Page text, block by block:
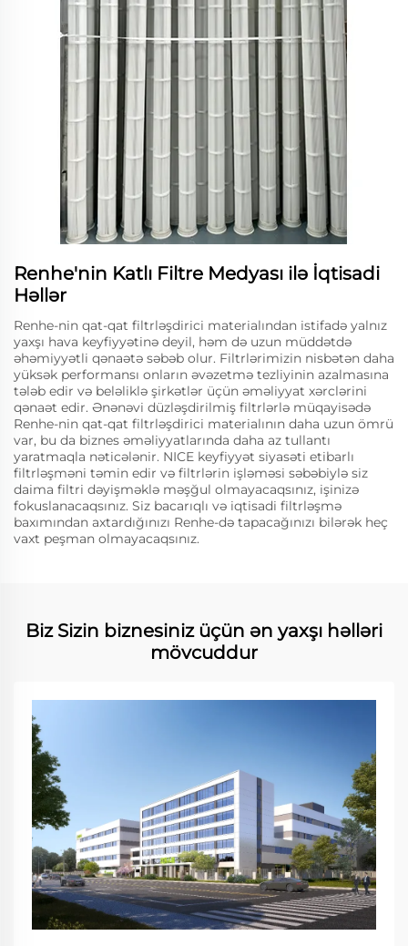
Renhe'nin Katlı Filtre Medyası ilə İqtisadi
Həllər
Renhe-nin qat-qat filtrləşdirici materialından istifadə yalnız
yaxşı hava keyfiyyətinə deyil, həm də uzun müddətdə
əhəmiyyətli qənaətə səbəb olur. Filtrlərimizin nisbətən daha
yüksək performansı onların əvəzetmə tezliyinin azalmasına
tələb edir və beləliklə şirkətlər üçün əməliyyat xərclərini
qənaət edir. Ənənəvi düzləşdirilmiş filtrlərlə müqayisədə
Renhe-nin qat-qat filtrləşdirici materialının daha uzun ömrü
var, bu da biznes əməliyyatlarında daha az tullantı
yaratmaqla nəticələnir. NICE keyfiyyət siyasəti etibarlı
filtrləşməni təmin edir və filtrlərin işləməsi səbəbiylə siz
daima filtri dəyişməklə məşğul olmayacaqsınız, işinizə
fokuslanacaqsınız. Siz bacarıqlı və iqtisadi filtrləşmə
baxımından axtardığınızı Renhe-də tapacağınızı bilərək heç
vaxt peşman olmayacaqsınız.
Biz Sizin biznesiniz üçün ən yaxşı həlləri
mövcuddur